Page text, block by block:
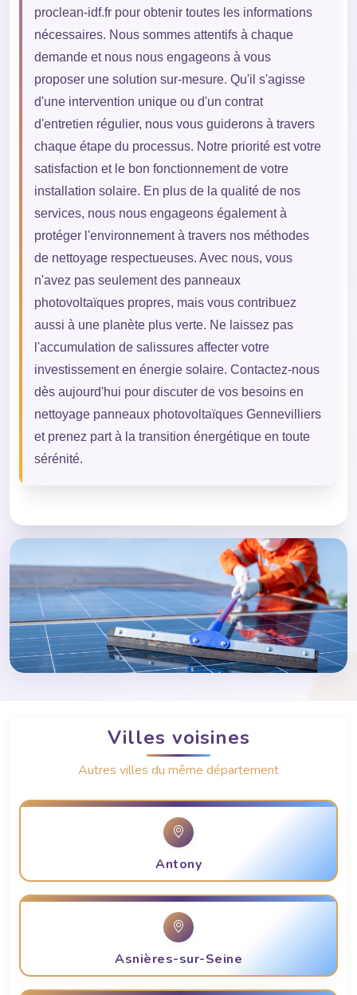
proclean-idf.fr pour obtenir toutes les informations
nécessaires. Nous sommes attentifs à chaque
demande et nous nous engageons à vous
proposer une solution sur-mesure. Qu'il s'agisse
d'une intervention unique ou d'un contrat
d'entretien régulier, nous vous guiderons à travers
chaque étape du processus. Notre priorité est votre
satisfaction et le bon fonctionnement de votre
installation solaire. En plus de la qualité de nos
services, nous nous engageons également à
protéger l'environnement à travers nos méthodes
de nettoyage respectueuses. Avec nous, vous
n'avez pas seulement des panneaux
photovoltaïques propres, mais vous contribuez
aussi à une planète plus verte. Ne laissez pas
l'accumulation de salissures affecter votre
investissement en énergie solaire. Contactez-nous
dès aujourd'hui pour discuter de vos besoins en
nettoyage panneaux photovoltaïques Gennevilliers
et prenez part à la transition énergétique en toute
sérénité.
Villes voisines
Autres villes du même département
Antony
Asnières-sur-Seine